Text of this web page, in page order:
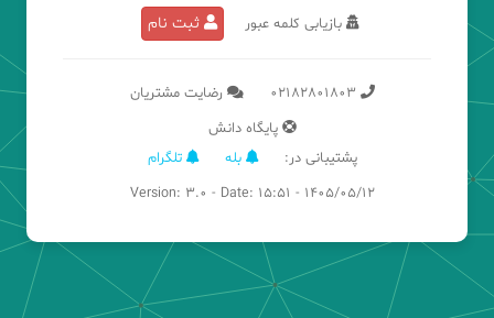
بازیابی کلمه عبور ثبت نام
رضایت مشتریان
پایگاه دانش
پشتیبانی در:
بله
تلگرام
Version: 3.0 - Date: 15:51 - 1405/05/12